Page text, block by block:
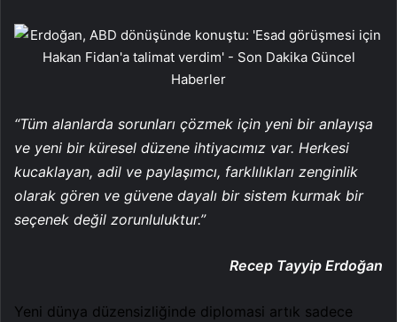
“Tüm alanlarda sorunları çözmek için yeni bir anlayışa
ve yeni bir küresel düzene ihtiyacımız var. Herkesi
kucaklayan, adil ve paylaşımcı, farklılıkları zenginlik
olarak gören ve güvene dayalı bir sistem kurmak bir
seçenek değil zorunluluktur.”
Recep Tayyip Erdoğan
Yeni dünya düzensizliğinde diplomasi artık sadece